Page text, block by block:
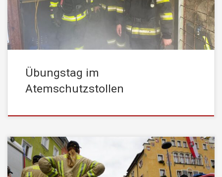
konnten 9 Übungsteilnehmer einen Teil ihrer praktischen
Atemschutzausbildung in unserem Stollen absolvieren und […]
Übungstag im
Atemschutzstollen
Am Samstag, den 22. Oktober 2022, fand zum Abschluss des